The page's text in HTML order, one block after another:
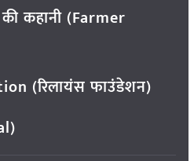
कहानी (Farmer
(रिलायंस फाउंडेशन)